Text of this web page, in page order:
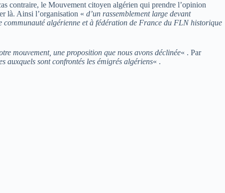
contraire, le Mouvement citoyen algérien qui prendre l’opinion
là. Ainsi l’organisation « d’un rassemblement large devant
communauté algérienne et à fédération de France du FLN historique
mouvement, une proposition que nous avons déclinée« . Par
auxquels sont confrontés les émigrés algériens« .